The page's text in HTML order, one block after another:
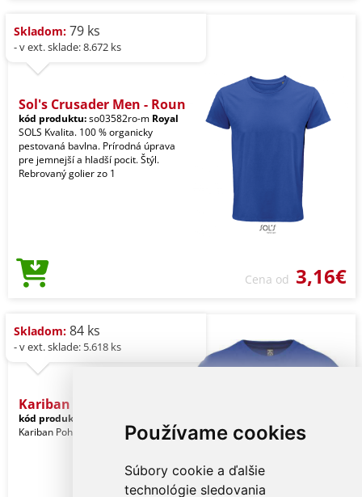
Používame cookies
Súbory cookie a ďalšie
technológie sledovania
Skladom: 79 ks
- v ext. sklade: 8.672 ks
Sol's Crusader Men - Roun
kód produktu:so03582ro-m Royal
SOLS Kvalita. 100 % organicky
pestovaná bavlna. Prírodná úprava
pre jemnejší a hladší pocit. Štýl.
Rebrovaný golier zo 1
Cena od 3,16€
Skladom: 84 ks
- v ext. sklade: 5.618 ks
Kariban Bio150ic Men's Ro
kód produktu:
Kariban Pohlavie: Muži